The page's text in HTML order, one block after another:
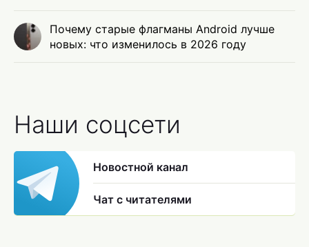
Почему старые флагманы Android лучше
новых: что изменилось в 2026 году
Наши соцсети
Новостной канал
Чат с читателями